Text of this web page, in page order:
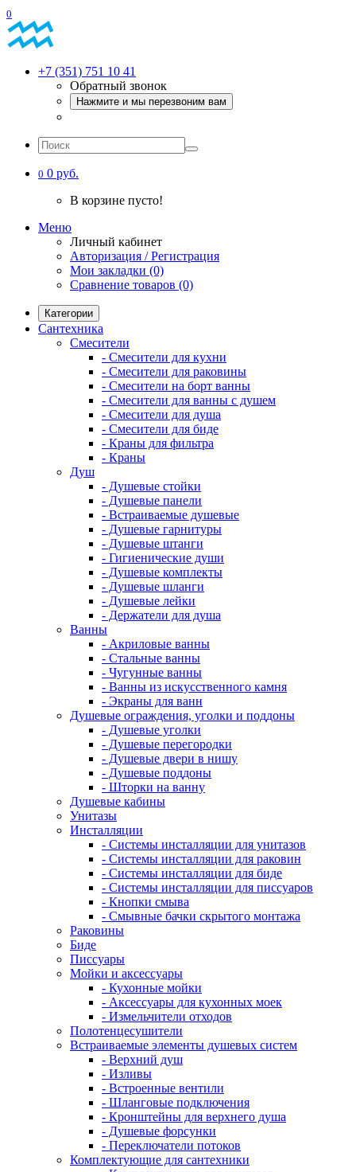
0
+7 (351) 751 10 41
Обратный звонок
Нажмите и мы перезвоним вам
0 0 руб.
В корзине пусто!
Меню
Личный кабинет
Авторизация / Регистрация
Мои закладки (0)
Сравнение товаров (0)
Категории
Сантехника
Смесители
- Смесители для кухни
- Смесители для раковины
- Смесители на борт ванны
- Смесители для ванны с душем
- Смесители для душа
- Смесители для биде
- Краны для фильтра
- Краны
Душ
- Душевые стойки
- Душевые панели
- Встраиваемые душевые
- Душевые гарнитуры
- Душевые штанги
- Гигиенические души
- Душевые комплекты
- Душевые шланги
- Душевые лейки
- Держатели для душа
Ванны
- Акриловые ванны
- Стальные ванны
- Чугунные ванны
- Ванны из искусственного камня
- Экраны для ванн
Душевые ограждения, уголки и поддоны
- Душевые уголки
- Душевые перегородки
- Душевые двери в нишу
- Душевые поддоны
- Шторки на ванну
Душевые кабины
Унитазы
Инсталляции
- Системы инсталляции для унитазов
- Системы инсталляции для раковин
- Системы инсталляции для биде
- Системы инсталляции для писсуаров
- Кнопки смыва
- Смывные бачки скрытого монтажа
Раковины
Биде
Писсуары
Мойки и аксессуары
- Кухонные мойки
- Аксессуары для кухонных моек
- Измельчители отходов
Полотенцесушители
Встраиваемые элементы душевых систем
- Верхний душ
- Изливы
- Встроенные вентили
- Шланговые подключения
- Кронштейны для верхнего душа
- Душевые форсунки
- Переключатели потоков
Комплектующие для сантехники